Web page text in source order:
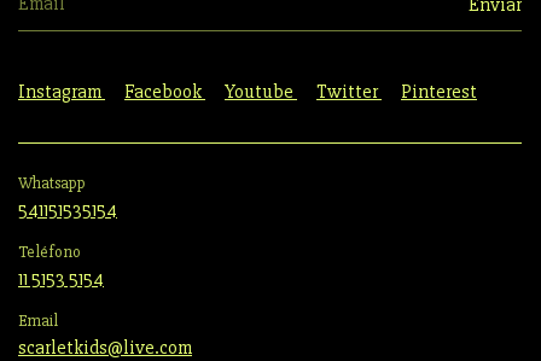
Instagram Facebook Youtube Twitter Pinterest
Whatsapp
541151535154
Teléfono
11 5153 5154
Email
scarletkids@live.com